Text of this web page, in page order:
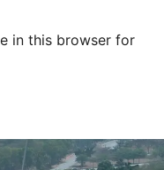
in this browser for